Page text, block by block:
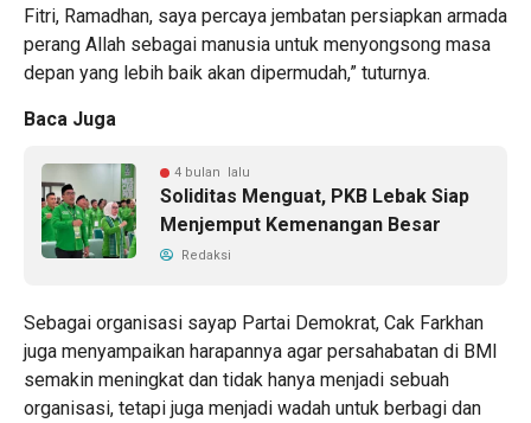
Fitri, Ramadhan, saya percaya jembatan persiapkan armada
perang Allah sebagai manusia untuk menyongsong masa
depan yang lebih baik akan dipermudah,” tuturnya.
Baca Juga
4 bulan lalu
Soliditas Menguat, PKB Lebak Siap
Menjemput Kemenangan Besar
Redaksi
Sebagai organisasi sayap Partai Demokrat, Cak Farkhan
juga menyampaikan harapannya agar persahabatan di BMI
semakin meningkat dan tidak hanya menjadi sebuah
organisasi, tetapi juga menjadi wadah untuk berbagi dan